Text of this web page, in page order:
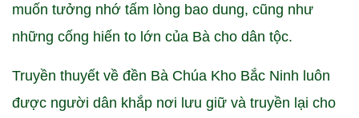
muốn tưởng nhớ tấm lòng bao dung, cũng như
những cống hiến to lớn của Bà cho dân tộc.
Truyền thuyết về đền Bà Chúa Kho Bắc Ninh luôn
được người dân khắp nơi lưu giữ và truyền lại cho